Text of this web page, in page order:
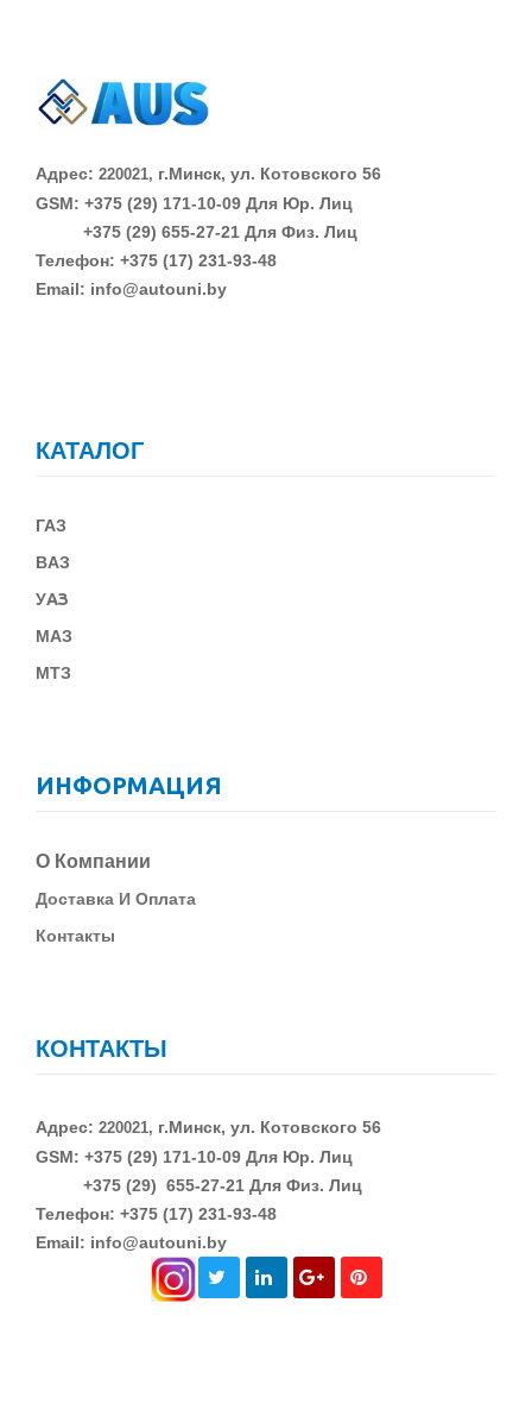
Адрес: 220021, г.Минск, ул. Котовского 56
GSM: +375 (29) 171-10-09 Для Юр. Лиц
+375 (29) 655-27-21 Для Физ. Лиц
Телефон: +375 (17) 231-93-48
Email: info@autouni.by
КАТАЛОГ
ГАЗ
ВАЗ
УАЗ
МАЗ
МТЗ
ИНФОРМАЦИЯ
О Компании
ДОставка И Оплата
Контакты
КОНТАКТЫ
Адрес: 220021, г.Минск, ул. Котовского 56
GSM: +375 (29) 171-10-09 Для Юр. Лиц
+375 (29) 655-27-21 Для Физ. Лиц
Телефон: +375 (17) 231-93-48
Email: info@autouni.by